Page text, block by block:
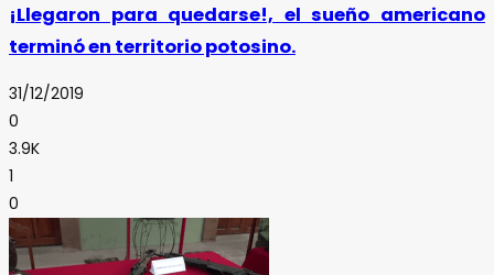
¡Llegaron para quedarse!, el sueño americano
terminó en territorio potosino.
31/12/2019
0
3.9K
1
0